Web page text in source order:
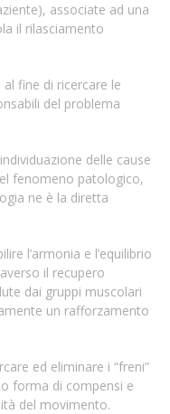
associate ad una
il rilasciamento
fine di ricercare le
del problema
delle cause
fenomeno patologico,
ne è la diretta
l’armonia e l’equilibrio
il recupero
dai gruppi muscolari
un rafforzamento
ed eliminare i “freni”
forma di compensi e
del movimento.